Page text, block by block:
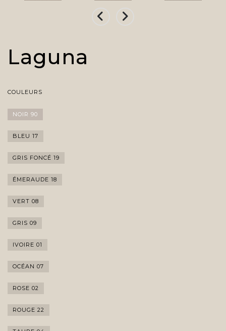
Laguna
COULEURS
NOIR 90
BLEU 17
GRIS FONCÉ 19
ÉMERAUDE 18
VERT 08
GRIS 09
IVOIRE 01
OCÉAN 07
ROSE 02
ROUGE 22